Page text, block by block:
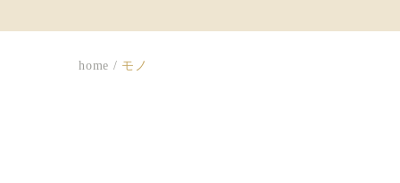
home / モノ